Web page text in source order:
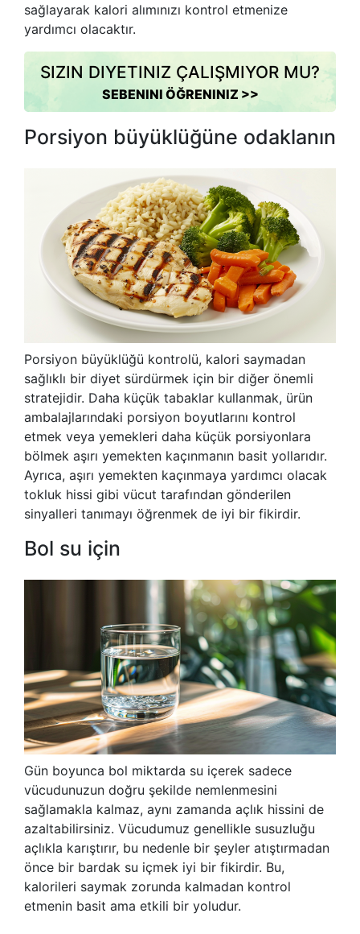
sağlayarak kalori alımınızı kontrol etmenize
yardımcı olacaktır.
SIZIN DIYETINIZ ÇALIŞMIYOR MU?
SEBENINI ÖĞRENINIZ >>
Porsiyon büyüklüğüne odaklanın
Porsiyon büyüklüğü kontrolü, kalori saymadan
sağlıklı bir diyet sürdürmek için bir diğer önemli
stratejidir. Daha küçük tabaklar kullanmak, ürün
ambalajlarındaki porsiyon boyutlarını kontrol
etmek veya yemekleri daha küçük porsiyonlara
bölmek aşırı yemekten kaçınmanın basit yollarıdır.
Ayrıca, aşırı yemekten kaçınmaya yardımcı olacak
tokluk hissi gibi vücut tarafından gönderilen
sinyalleri tanımayı öğrenmek de iyi bir fikirdir.
Bol su için
Gün boyunca bol miktarda su içerek sadece
vücudunuzun doğru şekilde nemlenmesini
sağlamakla kalmaz, aynı zamanda açlık hissini de
azaltabilirsiniz. Vücudumuz genellikle susuzluğu
açlıkla karıştırır, bu nedenle bir şeyler atıştırmadan
önce bir bardak su içmek iyi bir fikirdir. Bu,
kalorileri saymak zorunda kalmadan kontrol
etmenin basit ama etkili bir yoludur.